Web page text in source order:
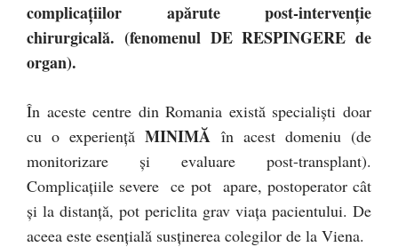
complicațiilor apărute post-intervenție
chirurgicală. (fenomenul DE RESPINGERE de
organ).
În aceste centre din Romania există specialiști doar
cu o experiențăMINIMĂ în acest domeniu (de
monitorizare și evaluare post-transplant).
Complicațiile severe ce pot apare, postoperator cât
și la distanță, pot periclita grav viața pacientului. De
aceea este esențială susținerea colegilor de la Viena.